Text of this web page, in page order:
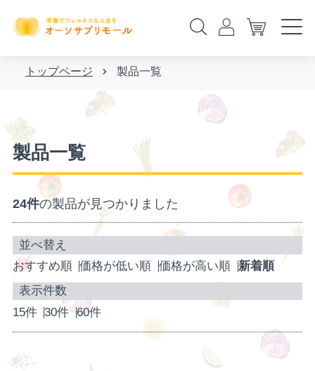
トップページ 製品一覧
製品一覧
24件の製品が見つかりました
おすすめ順 価格が低い順 価格が高い順 新着順
15件 30件 60件